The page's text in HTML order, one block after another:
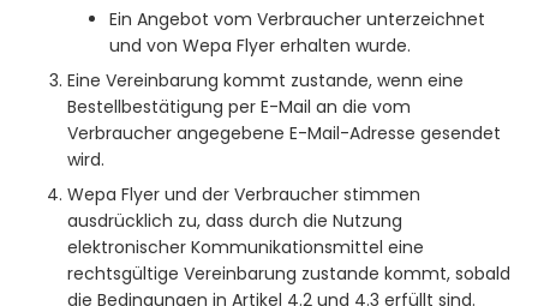
Ein Angebot vom Verbraucher unterzeichnet
und von Wepa Flyer erhalten wurde.
Eine Vereinbarung kommt zustande, wenn eine
Bestellbestätigung per E-Mail an die vom
Verbraucher angegebene E-Mail-Adresse gesendet
wird.
Wepa Flyer und der Verbraucher stimmen
ausdrücklich zu, dass durch die Nutzung
elektronischer Kommunikationsmittel eine
rechtsgültige Vereinbarung zustande kommt, sobald
die Bedingungen in Artikel 4.2 und 4.3 erfüllt sind.